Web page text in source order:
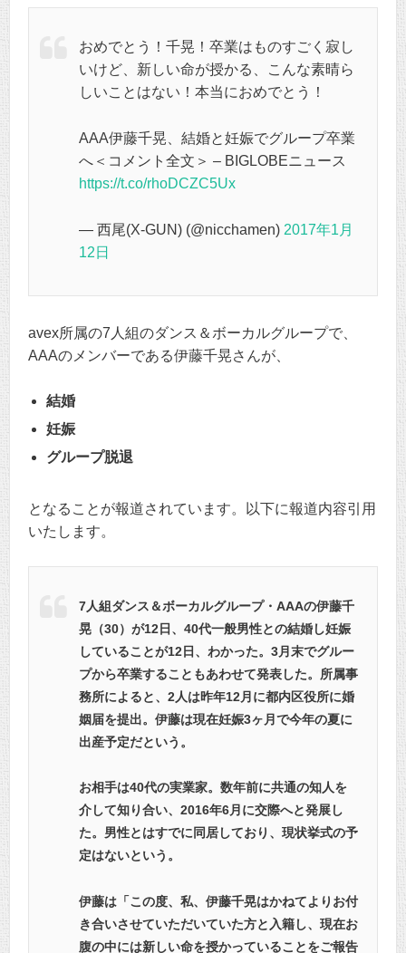
おめでとう！千晃！卒業はものすごく寂し
いけど、新しい命が授かる、こんな素晴ら
しいことはない！本当におめでとう！
AAA伊藤千晃、結婚と妊娠でグループ卒業
へ＜コメント全文＞ – BIGLOBEニュース
https://t.co/rhoDCZC5Ux
— 西尾(X-GUN) (@nicchamen) 2017年1月
12日
avex所属の7人組のダンス＆ボーカルグループで、
AAAのメンバーである伊藤千晃さんが、
結婚
妊娠
グループ脱退
となることが報道されています。以下に報道内容引用
いたします。
7人組ダンス＆ボーカルグループ・AAAの伊藤千
晃（30）が12日、40代一般男性との結婚し妊娠
していることが12日、わかった。3月末でグルー
プから卒業することもあわせて発表した。所属事
務所によると、2人は昨年12月に都内区役所に婚
姻届を提出。伊藤は現在妊娠3ヶ月で今年の夏に
出産予定だという。
お相手は40代の実業家。数年前に共通の知人を
介して知り合い、2016年6月に交際へと発展し
た。男性とはすでに同居しており、現状挙式の予
定はないという。
伊藤は「この度、私、伊藤千晃はかねてよりお付
き合いさせていただいていた方と入籍し、現在お
腹の中には新しい命を授かっていることをご報告